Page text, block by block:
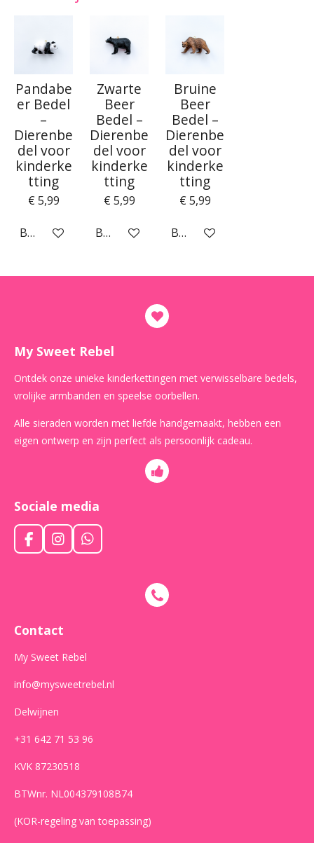
Pandabe
er Bedel
–
Dierenbe
del voor
kinderke
tting
€ 5,99
Bekijk details
Zwarte
Beer
Bedel –
Dierenbe
del voor
kinderke
tting
€ 5,99
Bekijk details
Bruine
Beer
Bedel –
Dierenbe
del voor
kinderke
tting
€ 5,99
Bekijk details
My Sweet Rebel
Ontdek onze unieke kinderkettingen met verwisselbare bedels,
vrolijke armbanden en speelse oorbellen.
Alle sieraden worden met liefde handgemaakt, hebben een
eigen ontwerp en zijn perfect als persoonlijk cadeau.
Sociale media
F
a
k
I
n
r
a
m
W
h
Contact
My Sweet Rebel
info@mysweetrebel.nl
Delwijnen
+31 642 71 53 96
KVK 87230518
BTWnr. NL004379108B74
(KOR-regeling van toepassing)